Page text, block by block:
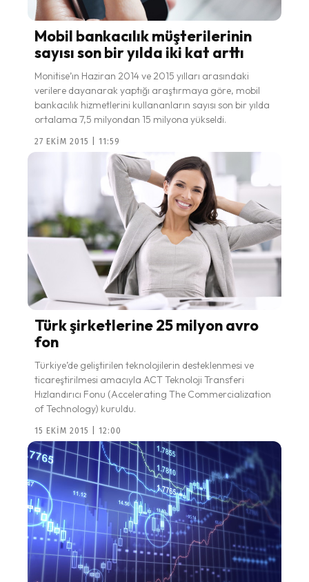
Mobil bankacılık müşterilerinin
sayısı son bir yılda iki kat arttı
Monitise’ın Haziran 2014 ve 2015 yılları arasındaki
verilere dayanarak yaptığı araştırmaya göre, mobil
bankacılık hizmetlerini kullananların sayısı son bir yılda
ortalama 7,5 milyondan 15 milyona yükseldi.
27 EKIM 2015 | 11:59
Türk şirketlerine 25 milyon avro
fon
Türkiye’de geliştirilen teknolojilerin desteklenmesi ve
ticareştirilmesi amacıyla ACT Teknoloji Transferi
Hızlandırıcı Fonu (Accelerating The Commercialization
of Technology) kuruldu.
15 EKIM 2015 | 12:00